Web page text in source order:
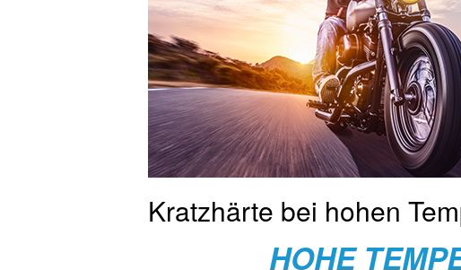
Kratzhärte bei hohen
HOHE